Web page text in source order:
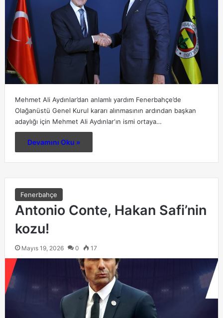
Mehmet Ali Aydınlar’dan anlamlı yardım Fenerbahçe’de
Olağanüstü Genel Kurul kararı alınmasının ardından başkan
adaylığı için Mehmet Ali Aydınlar‘ın ismi ortaya…
Devamını Oku »
Fenerbahçe
Antonio Conte, Hakan Safi’nin
kozu!
Mayıs 19, 2026 0 17